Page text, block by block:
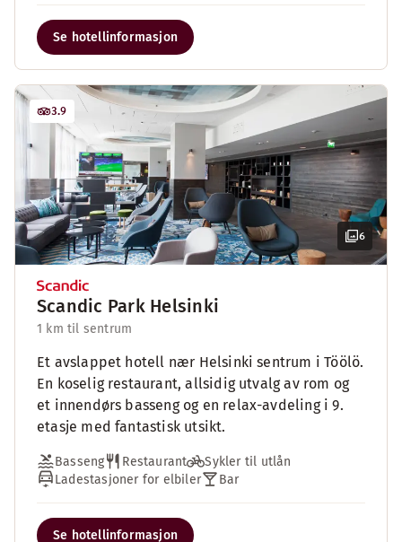
Se hotellinformasjon
6
3.9
Scandic Park Helsinki
1 km til sentrum
Et avslappet hotell nær Helsinki sentrum i Töölö.
En koselig restaurant, allsidig utvalg av rom og
et innendørs basseng og en relax-avdeling i 9.
etasje med fantastisk utsikt.
Basseng Restaurant
Sykler til utlån
Ladestasjoner for elbiler
Bar
Se hotellinformasjon